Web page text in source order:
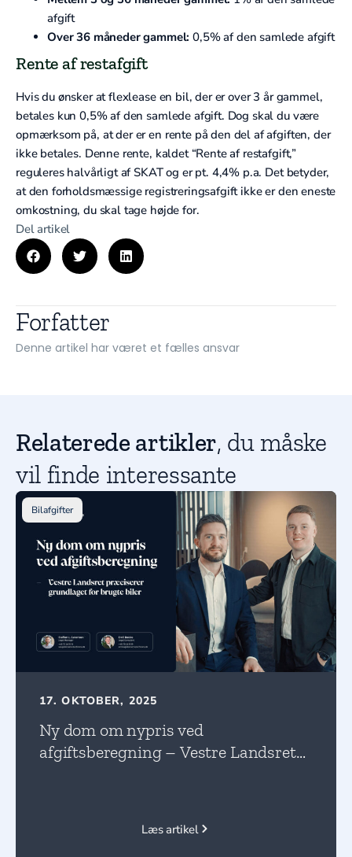
afgift
Over 36 måneder gammel: 0,5% af den samlede afgift
Rente af restafgift
Hvis du ønsker at flexlease en bil, der er over 3 år gammel,
betales kun 0,5% af den samlede afgift. Dog skal du være
opmærksom på, at der er en rente på den del af afgiften, der
ikke betales. Denne rente, kaldet “Rente af restafgift,”
reguleres halvårligt af SKAT og er pt. 4,4% p.a. Det betyder,
at den forholdsmæssige registreringsafgift ikke er den eneste
omkostning, du skal tage højde for.
Del artikel
Forfatter
Denne artikel har været et fælles ansvar
Relaterede artikler, du måske
vil finde interessante
Bilafgifter
17. OKTOBER, 2025
Ny dom om nypris ved
afgiftsberegning – Vestre Landsret
Læs artikel